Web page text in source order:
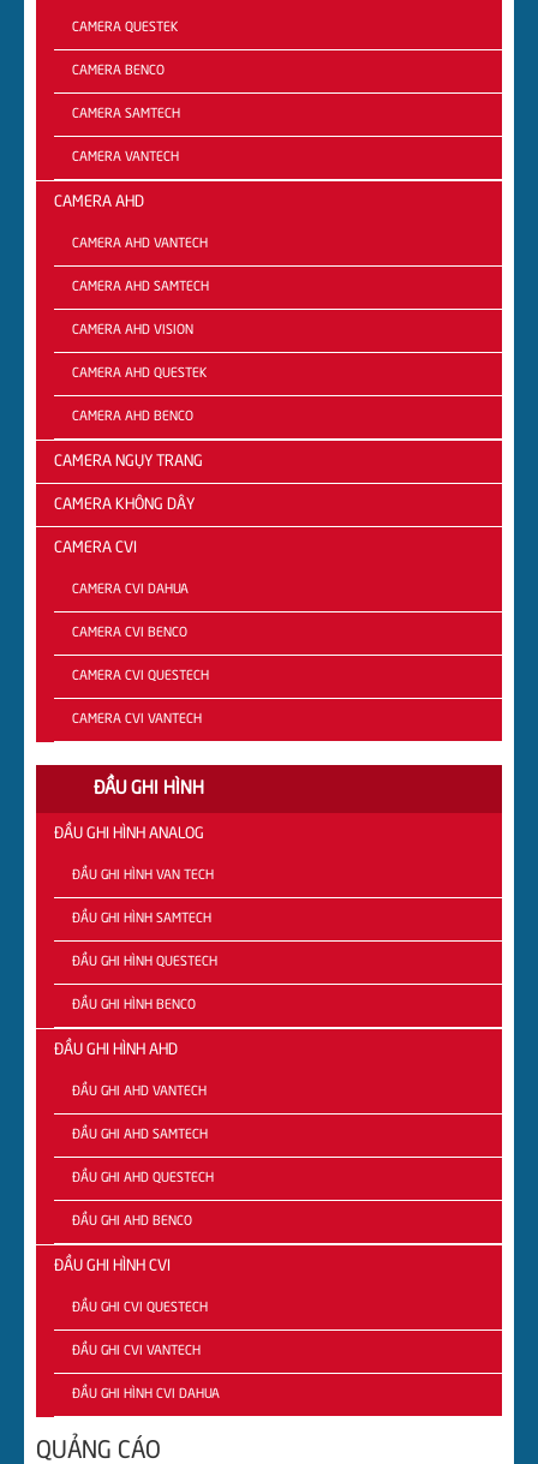
CAMERA QUESTEK
CAMERA BENCO
CAMERA SAMTECH
CAMERA VANTECH
CAMERA AHD
CAMERA AHD VANTECH
CAMERA AHD SAMTECH
CAMERA AHD VISION
CAMERA AHD QUESTEK
CAMERA AHD BENCO
CAMERA NGỤY TRANG
CAMERA KHÔNG DÂY
CAMERA CVI
CAMERA CVI DAHUA
CAMERA CVI BENCO
CAMERA CVI QUESTECH
CAMERA CVI VANTECH
ĐẦU GHI HÌNH
ĐẦU GHI HÌNH ANALOG
ĐẦU GHI HÌNH VAN TECH
ĐẦU GHI HÌNH SAMTECH
ĐẦU GHI HÌNH QUESTECH
ĐẦU GHI HÌNH BENCO
ĐẦU GHI HÌNH AHD
ĐẦU GHI AHD VANTECH
ĐẦU GHI AHD SAMTECH
ĐẦU GHI AHD QUESTECH
ĐẦU GHI AHD BENCO
ĐẦU GHI HÌNH CVI
ĐẦU GHI CVI QUESTECH
ĐẦU GHI CVI VANTECH
ĐẦU GHI HÌNH CVI DAHUA
QUẢNG CÁO